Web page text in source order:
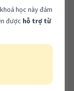
sống thành thị)
học này đảm
được hỗ trợ từ